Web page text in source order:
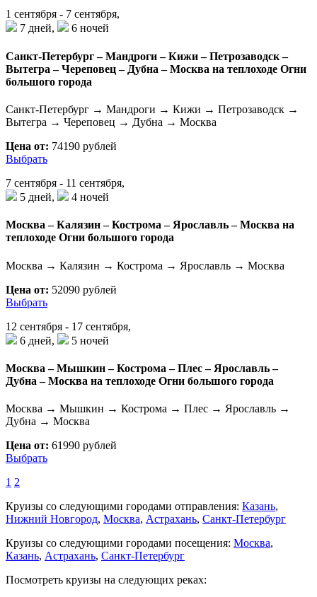
1 сентября - 7 сентября,
7 дней,
6 ночей
Санкт-Петербург – Мандроги – Кижи – Петрозаводск –
Вытегра – Череповец – Дубна – Москва на теплоходе Огни
большого города
Санкт-Петербург → Мандроги → Кижи → Петрозаводск →
Вытегра → Череповец → Дубна → Москва
Цена от: 74190 рублей
Выбрать
7 сентября - 11 сентября,
5 дней,
4 ночей
Москва – Калязин – Кострома – Ярославль – Москва на
теплоходе Огни большого города
Москва → Калязин → Кострома → Ярославль → Москва
Цена от: 52090 рублей
Выбрать
12 сентября - 17 сентября,
6 дней,
5 ночей
Москва – Мышкин – Кострома – Плес – Ярославль –
Дубна – Москва на теплоходе Огни большого города
Москва → Мышкин → Кострома → Плес → Ярославль →
Дубна → Москва
Цена от: 61990 рублей
Выбрать
1 2
Круизы со следующими городами отправления: Казань,
Нижний Новгород, Москва, Астрахань, Санкт-Петербург
Круизы со следующими городами посещения: Москва,
Казань, Астрахань, Санкт-Петербург
Посмотреть круизы на следующих реках: